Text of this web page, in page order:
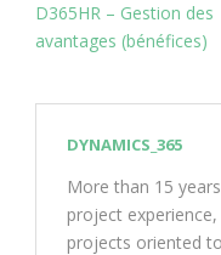
D365HR – Gestion des
avantages (bénéfices)
DYNAMICS_365
More than 15
project
projects oriented